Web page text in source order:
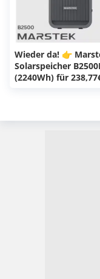
Wieder da! 👉
Solarspeicher
(2240Wh) für